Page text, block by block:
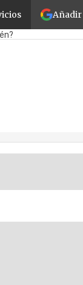
Cloud
Movilidad